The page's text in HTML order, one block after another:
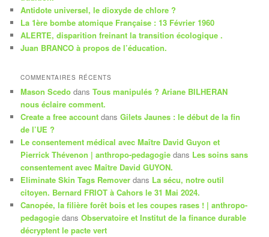
h
e
Antidote universel, le dioxyde de chlore ?
La 1ère bombe atomique Française : 13 Février 1960
ALERTE, disparition freinant la transition écologique .
Juan BRANCO à propos de l’éducation.
COMMENTAIRES RÉCENTS
Mason Scedo dansTous manipulés ? Ariane BILHERAN
nous éclaire comment.
Create a free account dansGilets Jaunes : le début de la fin
de l’UE ?
Le consentement médical avec Maître David Guyon et
Pierrick Thévenon | anthropo-pedagogie dans Les soins sans
consentement avec Maître David GUYON.
Eliminate Skin Tags Remover dans La sécu, notre outil
citoyen. Bernard FRIOT à Cahors le 31 Mai 2024.
Canopée, la filière forêt bois et les coupes rases ! | anthropo-
pedagogie dansObservatoire et Institut de la finance durable
décryptent le pacte vert